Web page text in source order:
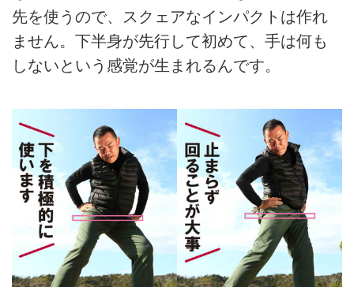
先を使うので、スクェアなインパクトは作れ
ません。下半身が先行して初めて、手は何も
しないという感覚が生まれるんです。